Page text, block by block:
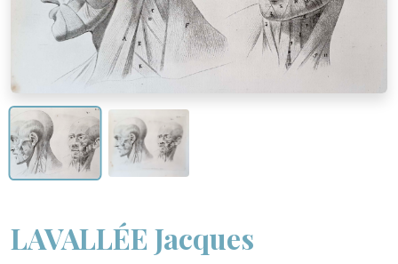
LAVALLÉE Jacques